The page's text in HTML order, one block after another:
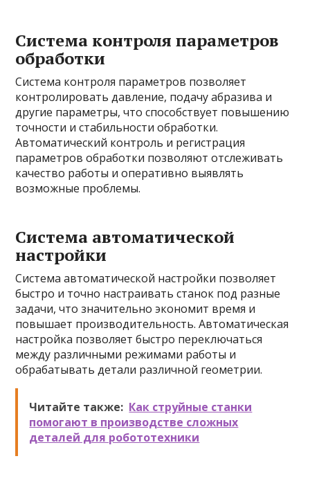
Система контроля параметров
обработки
Система контроля параметров позволяет
контролировать давление, подачу абразива и
другие параметры, что способствует повышению
точности и стабильности обработки.
Автоматический контроль и регистрация
параметров обработки позволяют отслеживать
качество работы и оперативно выявлять
возможные проблемы.
Система автоматической
настройки
Система автоматической настройки позволяет
быстро и точно настраивать станок под разные
задачи, что значительно экономит время и
повышает производительность. Автоматическая
настройка позволяет быстро переключаться
между различными режимами работы и
обрабатывать детали различной геометрии.
Читайте также: Как струйные станки
помогают в производстве сложных
деталей для робототехники